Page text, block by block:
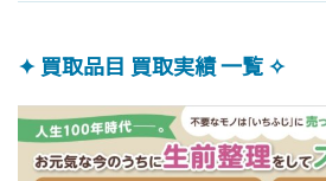
✦ 買取品目 買取実績 一覧 ✧